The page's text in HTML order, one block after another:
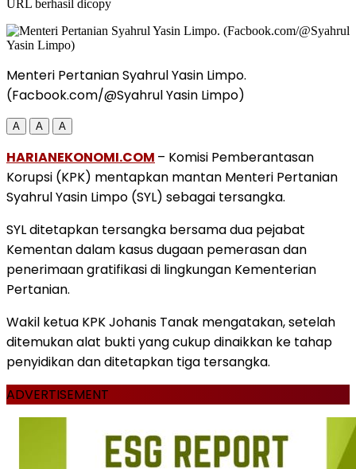
URL berhasil dicopy
Menteri Pertanian Syahrul Yasin Limpo.
(Facbook.com/@Syahrul Yasin Limpo)
A A A
HARIANEKONOMI.COM – Komisi Pemberantasan
Korupsi (KPK) mentapkan mantan Menteri Pertanian
Syahrul Yasin Limpo (SYL) sebagai tersangka.
SYL ditetapkan tersangka bersama dua pejabat
Kementan dalam kasus dugaan pemerasan dan
penerimaan gratifikasi di lingkungan Kementerian
Pertanian.
Wakil ketua KPK Johanis Tanak mengatakan, setelah
ditemukan alat bukti yang cukup dinaikkan ke tahap
penyidikan dan ditetapkan tiga tersangka.
ADVERTISEMENT